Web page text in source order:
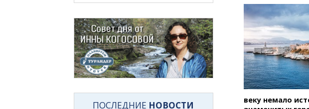
веку немало
ПОСЛЕДНИЕ НОВОСТИ